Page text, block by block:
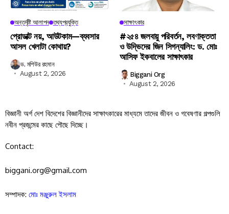
অন্তর্দৃষ্টি আলাপন তথ্যপ্রযুক্তি
প্রোডাক্ট নয়, আউটকাম—ব্যবসার
আসল খেলাটা কোথায়?
ড. মশিউর রহমান
August 2, 2026
সাক্ষাৎকার
#২৫৪ জলবায়ু পরিবর্তন, লবণাক্ততা
ও উদ্ভিদের জিন সিগন্যালিং: ড. মোঃ
আসিফ ইকবালের সাক্ষাৎকার
Biggani Org
August 2, 2026
বিজ্ঞানী অর্গ দেশ বিদেশের বিজ্ঞানীদের সাক্ষাৎকারের মাধ্যমে তাদের জীবন ও গবেষণার গল্পগুলি
নবীন প্রজন্মের কাছে পৌছে দিচ্ছে।
Contact:
biggani.org@gmail.com
সম্পাদক: মোঃ মঞ্জুরুল ইসলাম